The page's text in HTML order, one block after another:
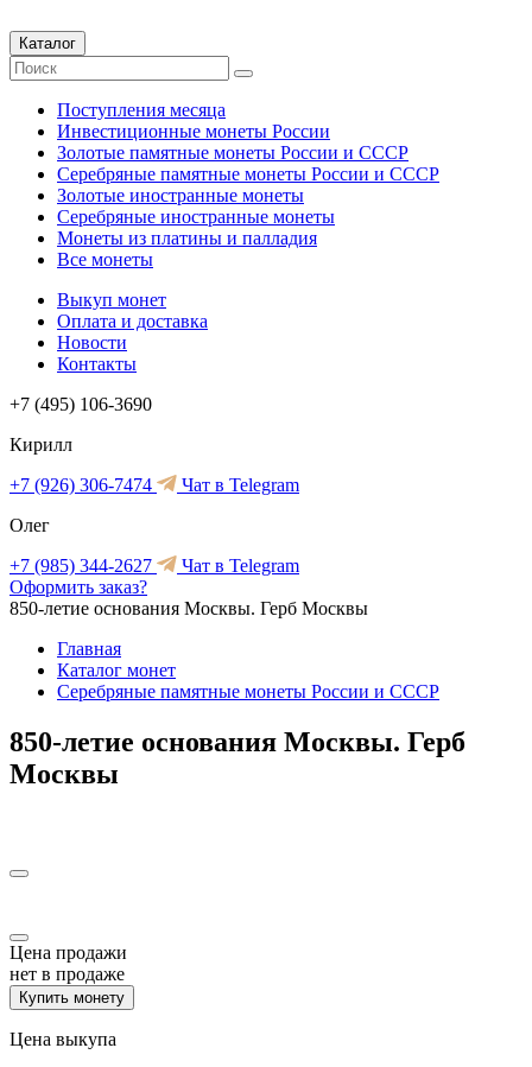
Каталог
Поступления месяца
Инвестиционные монеты России
Золотые памятные монеты России и СССР
Серебряные памятные монеты России и СССР
Золотые иностранные монеты
Серебряные иностранные монеты
Монеты из платины и палладия
Все монеты
Выкуп монет
Оплата и доставка
Новости
Контакты
+7 (495) 106-3690
Кирилл
+7 (926) 306-7474
Чат в Telegram
Олег
+7 (985) 344-2627
Чат в Telegram
Оформить заказ?
850-летие основания Москвы. Герб Москвы
Главная
Каталог монет
Серебряные памятные монеты России и СССР
850-летие основания Москвы. Герб
Москвы
Цена продажи
нет в продаже
Купить монету
Цена выкупа